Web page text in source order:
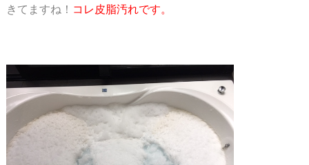
きてますね！ コレ皮脂汚れです。